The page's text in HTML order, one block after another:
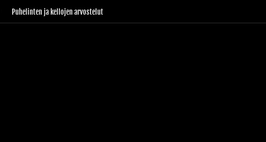
Puhelinten ja kellojen arvostelut